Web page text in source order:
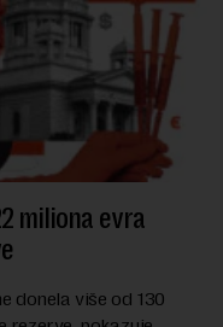
miliona evra
donela više od 130